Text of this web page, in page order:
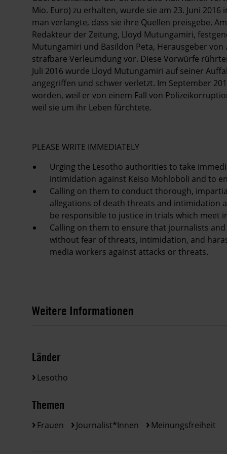
Mio. Euro) zu erhalten, wurde sie am 23. Juni
man verlangte, dass sie ihre Quellen preisgebe.
Redakteur der Zeitung, Lloyd Mutungamiri,
Mutungamiri und Basildon Peta, Herausgeber von
strafbare Verleumdung vor. Diese Vorwürfe
Juli 2016 wurde Lloyd Mutungamiri auf seiner
angegriffen und schwer verletzt. Im September
worden, weil er von einem Fall von
weil sie um ihr Leben fürchtete.
PLEASE WRITE IMMEDIATELY
Urging the Lesotho authorities to take
intimidation against Keiso Mohloboli and to
Calling on them to conduct thorough,
allegations of death threats and intimidation
be responsible to justice in trials which meet
Calling on them to ensure that journalists
without fear of threats, intimidation, and
media workers against attacks or threats.
Weitere Informationen
Länder
Lesotho
Themen
Frauen Journalist*innen Meinungsfreiheit